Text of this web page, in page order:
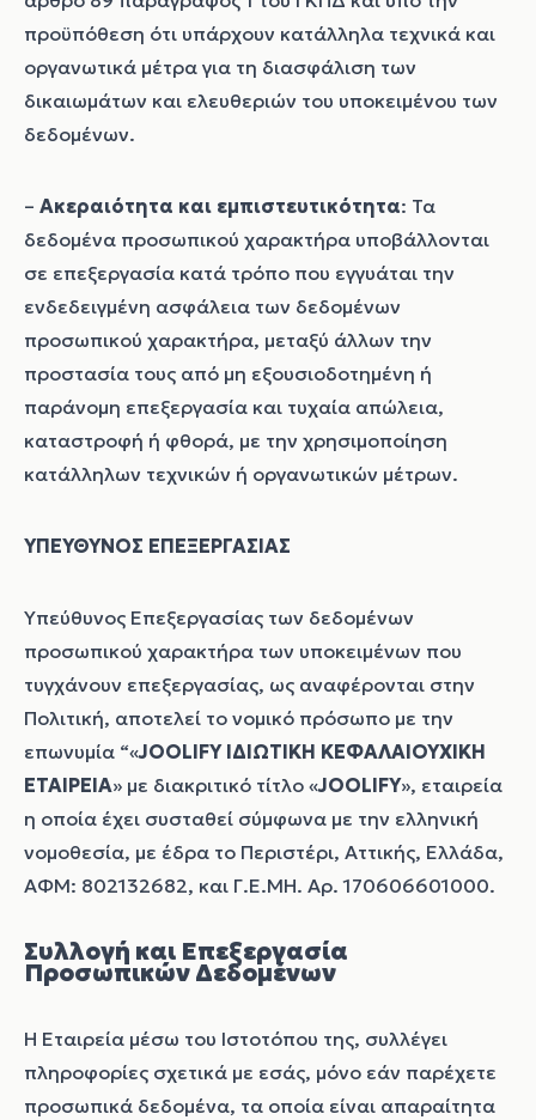
προϋπόθεση ότι υπάρχουν κατάλληλα τεχνικά και
οργανωτικά μέτρα για τη διασφάλιση των
δικαιωμάτων και ελευθεριών του υποκειμένου των
δεδομένων.
– Ακεραιότητα και εμπιστευτικότητα: Τα
δεδομένα προσωπικού χαρακτήρα υποβάλλονται
σε επεξεργασία κατά τρόπο που εγγυάται την
ενδεδειγμένη ασφάλεια των δεδομένων
προσωπικού χαρακτήρα, μεταξύ άλλων την
προστασία τους από μη εξουσιοδοτημένη ή
παράνομη επεξεργασία και τυχαία απώλεια,
καταστροφή ή φθορά, με την χρησιμοποίηση
κατάλληλων τεχνικών ή οργανωτικών μέτρων.
ΥΠΕΥΘΥΝΟΣ ΕΠΕΞΕΡΓΑΣΙΑΣ
Υπεύθυνος Επεξεργασίας των δεδομένων
προσωπικού χαρακτήρα των υποκειμένων που
τυγχάνουν επεξεργασίας, ως αναφέρονται στην
Πολιτική, αποτελεί το νομικό πρόσωπο με την
επωνυμία “«JOOLIFY ΙΔΙΩΤΙΚΗ ΚΕΦΑΛΑΙΟΥΧΙΚΗ
ΕΤΑΙΡΕΙΑ» με διακριτικό τίτλο «JOOLIFY», εταιρεία
η οποία έχει συσταθεί σύμφωνα με την ελληνική
νομοθεσία, με έδρα το Περιστέρι, Αττικής, Ελλάδα,
ΑΦΜ: 802132682, και Γ.Ε.ΜΗ. Αρ. 170606601000.
Συλλογή και Επεξεργασία
Προσωπικών Δεδομένων
Η Εταιρεία μέσω του Ιστοτόπου της, συλλέγει
πληροφορίες σχετικά με εσάς, μόνο εάν παρέχετε
προσωπικά δεδομένα, τα οποία είναι απαραίτητα